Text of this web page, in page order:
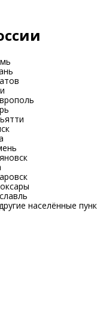
населённые